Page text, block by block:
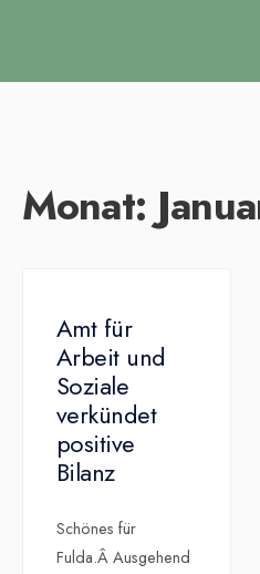
Monat:
Amt für
Arbeit und
Soziale
verkündet
positive
Bilanz
Schönes für
Fulda.Â Ausgehend